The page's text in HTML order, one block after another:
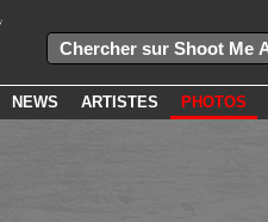
NEWS ARTISTES PHOTOS